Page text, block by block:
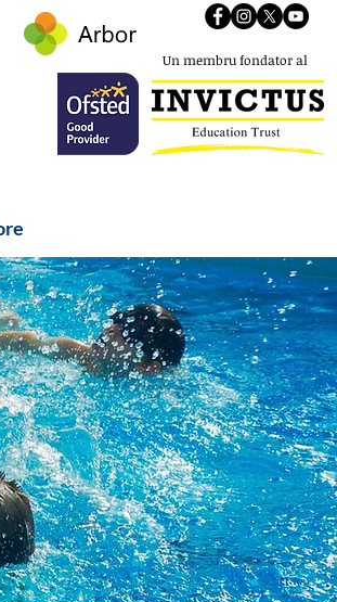
Un membru fondator al